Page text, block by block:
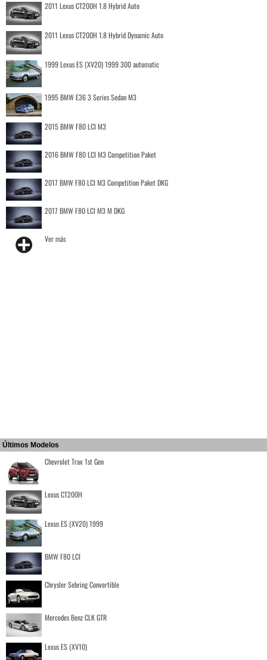
2011 Lexus CT200H 1.8 Hybrid Auto
2011 Lexus CT200H 1.8 Hybrid Dynamic Auto
1999 Lexus ES (XV20) 1999 300 automatic
1995 BMW E36 3 Series Sedan M3
2015 BMW F80 LCI M3
2016 BMW F80 LCI M3 Competition Paket
2017 BMW F80 LCI M3 Competition Paket DKG
2017 BMW F80 LCI M3 M DKG
Ver más
Últimos Modelos
Chevrolet Trax 1st Gen
Lexus CT200H
Lexus ES (XV20) 1999
BMW F80 LCI
Chrysler Sebring Convertible
Mercedes Benz CLK GTR
Lexus ES (XV10)